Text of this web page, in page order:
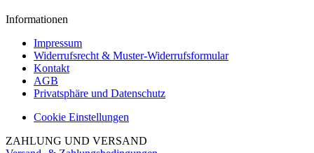
Informationen
Impressum
Widerrufsrecht & Muster-Widerrufsformular
Kontakt
AGB
Privatsphäre und Datenschutz
Cookie Einstellungen
ZAHLUNG UND VERSAND